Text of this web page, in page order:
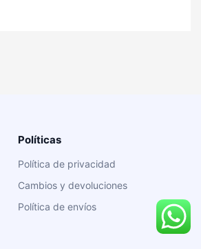
Políticas
Política de privacidad
Cambios y devoluciones
Política de envíos